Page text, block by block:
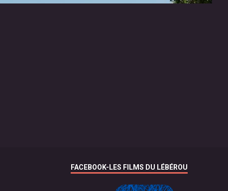
FACEBOOK-LES FILMS DU LÉBÉROU